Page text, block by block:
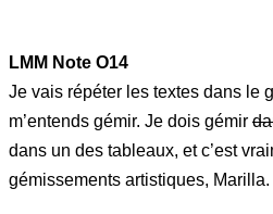
La Société contre les
LMM Note O14
Je vais répéter les textes dans le
m’entends gémir. Je dois gémir
dans un des tableaux, et c’est
gémissements artistiques, Marilla.